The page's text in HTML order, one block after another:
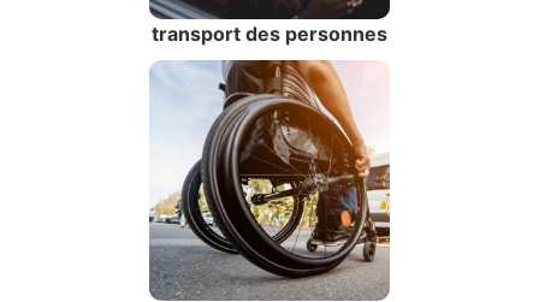
transport des personnes